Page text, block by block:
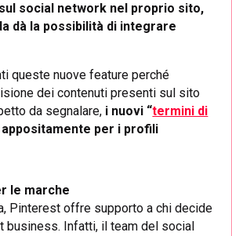
social network nel proprio sito,
dà la possibilità di integrare
queste nuove feature perché
dei contenuti presenti sul sito
da segnalare, i nuovi “termini di
appositamente per i profili
le marche
Pinterest offre supporto a chi decide
business. Infatti, il team del social